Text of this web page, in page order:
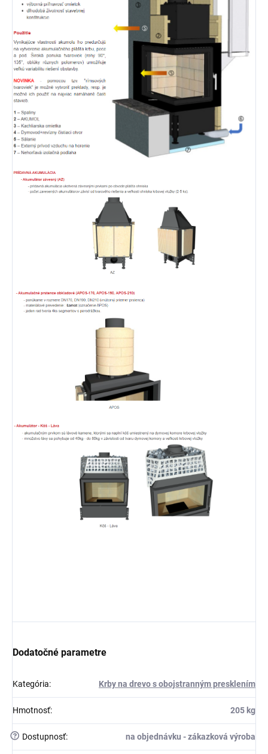
Dodatočné parametre
Kategória: Krby na drevo s obojstranným presklením
Hmotnosť: 205 kg
? Dostupnosť: na objednávku - zákazková výroba